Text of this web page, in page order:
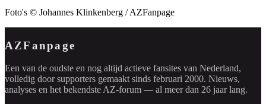
Foto's © Johannes Klinkenberg / AZFanpage
AZFanpage
Een van de oudste en nog altijd actieve fansites van Nederland,
volledig door supporters gemaakt sinds februari 2000. Nieuws,
analyses en het bekendste AZ-forum — al meer dan 26 jaar lang.